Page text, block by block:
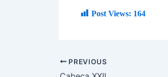
Post Views: 164
PREVIOUS